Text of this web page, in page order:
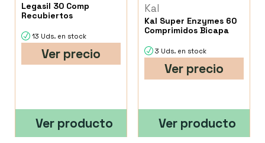
Legasil 30 Comp
Recubiertos
13 Uds. en stock
Ver precio
Ver producto
Kal
Kal Super Enzymes 60
Comprimidos Bicapa
3 Uds. en stock
Ver precio
Ver producto